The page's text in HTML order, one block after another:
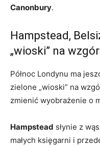
Canonbury.
Hampstead,
„wioski” na
Północ Londynu ma
zielone „wioski” na
zmienić wyobrażenie o
Hampstead słynie z
małych księgarni i